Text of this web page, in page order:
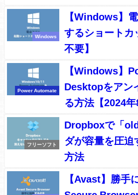
Windows
【Windows】
するショートカ
不要】
Power Automate
【Windows】
Desktopをアン
る方法【2024年
フリーソフト
Dropboxで「
ダが容量を圧迫
方法
【Avast】勝手